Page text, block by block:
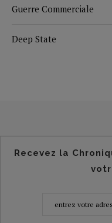
Guerre Commerciale
Deep State
Recevez la